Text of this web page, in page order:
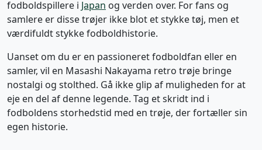
fodboldspillere i Japan og verden over. For fans og
samlere er disse trøjer ikke blot et stykke tøj, men et
værdifuldt stykke fodboldhistorie.
Uanset om du er en passioneret fodboldfan eller en
samler, vil en Masashi Nakayama retro trøje bringe
nostalgi og stolthed. Gå ikke glip af muligheden for at
eje en del af denne legende. Tag et skridt ind i
fodboldens storhedstid med en trøje, der fortæller sin
egen historie.